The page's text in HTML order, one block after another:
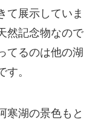
て展示していま
然記念物なので
てるのは他の湖
。
寒湖の景色もと